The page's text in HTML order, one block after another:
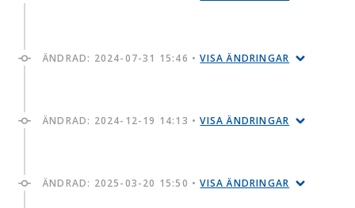
ÄNDRAD: 2024-07-31 15:46 •VISA ÄNDRINGAR
ÄNDRAD: 2024-12-19 14:13 •VISA ÄNDRINGAR
ÄNDRAD: 2025-03-20 15:50 •VISA ÄNDRINGAR